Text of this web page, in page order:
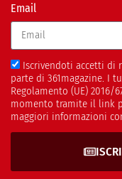
Email
Iscrivendoti accetti di
parte di 361magazine. I
Regolamento (UE) 2016/
momento tramite il link
maggiori informazioni